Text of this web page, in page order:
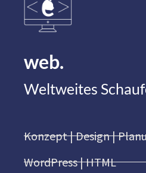
web.
Weltweites
Konzept | Design |
WordPress | HTML